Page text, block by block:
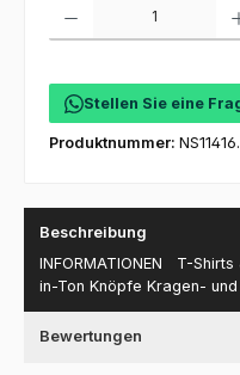
Stellen Sie eine
Produktnummer:
Beschreibung
INFORMATIONEN T-
in-Ton Knöpfe Kragen-
Bewertungen